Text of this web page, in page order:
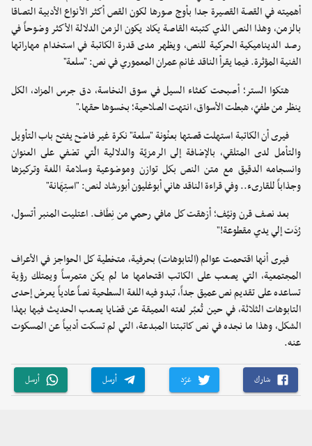
أهميته في القصة القصيرة جدا بأوج صورها لكون القص أكثر الأنواع الأدبية التصاقا
بالزمن، وهذا النص الذي كتبته القاصة يكاد يكون الزمن الدلالة الأكثر وضوحاً في
رصد الديناميكية الحركية للنص، ويظهر مدى قدرة الكاتبة في استخدام مهاراتها
الفنية المؤثرة. فيما يقرأ الناقد غانم عمران المعموري في نص: "سلعة"
هتكوا الستر؛ أصبحت كغثاء السيل في سوق النخاسة، دق جرس المزاد، الكل
ينظر من طفيّ، هبطت الأسواق، انتهت الصلاحية؛ بخسوها حقها."
فيرى أن الكاتبة استهلت قصتها بعنْونة "سلعة" نكرة غير فاضح يفتح باب التأويل
والتأمل لدى المتلقي، بالإضافة إلى الرمزيّة والدلالية الّتي تضفي على العنوان
وانسجامه الدقيق مع متن النص بكل توازن وموضوعية وسلامة اللغة وتركيزها
وجذاباً للقارىء.. وفي قراءة الناقد هاني أبوغليون أبورشاد لنص: "استِهَانة"
بعد نصف قرن ونيّف؛ أزهقت كل مافي رحمي من نِطَاف. اعتليت المنبر أتسول،
رُدَت إلي يدي مقطوعة!"
فيرى أنها اقتحمت عوالم (التابوهات) بحرفية، متخطية كل الحواجز في الأعراف
المجتمعية، التي يصعب على الكاتب اقتحامها ما لم يكن متمرساً ويمتلك رؤية
تساعده على تقديم نص عميق جداً، تبدو فيه اللغة السطحية نصاً عادياً يعرض إحدى
التابوهات الثلاثة، في حين تُعبّر لغته العميقة عن قضايا يصعب الحديث فيها بهذا
الشكل، وهذا ما نجده في نص كاتبتنا المبدعة، التي لم تسكت أدبياً عن المسكوت
عنه.
شارك غرّد أرسل أرسل